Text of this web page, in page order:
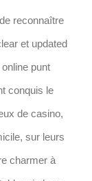
reconnaître
et updated
punt
conquis le
de casino,
sur leurs
charmer à